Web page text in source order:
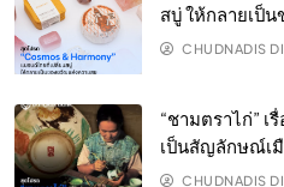
สบู่ ให้กลายเป็
CHUDNADIS
“ชามตราไก่” เ
เป็นสัญลักษณ์เมื
CHUDNADIS